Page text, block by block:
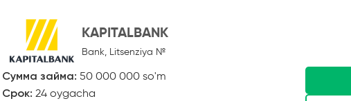
KAPITALBANK
Bank, Litsenziya №
Сумма займа: 50 000 000 so'm
Срок: 24 oygacha